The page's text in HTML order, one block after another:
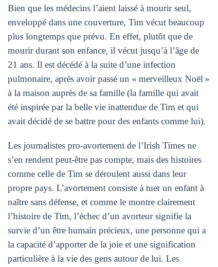
Bien que les médecins l’aient laissé à mourir seul,
enveloppé dans une couverture, Tim vécut beaucoup
plus longtemps que prévu. En effet, plutôt que de
mourir durant son enfance, il vécut jusqu’à l’âge de
21 ans. Il est décédé à la suite d’une infection
pulmonaire, après avoir passé un « merveilleux Noël »
à la maison auprès de sa famille (la famille qui avait
été inspirée par la belle vie inattendue de Tim et qui
avait décidé de se battre pour des enfants comme lui).
Les journalistes pro-avortement de l’Irish Times ne
s’en rendent peut-être pas compte, mais des histoires
comme celle de Tim se déroulent aussi dans leur
propre pays. L’avortement consiste à tuer un enfant à
naître sans défense, et comme le montre clairement
l’histoire de Tim, l’échec d’un avorteur signifie la
survie d’un être humain précieux, une personne qui a
la capacité d’apporter de la joie et une signification
particulière à la vie des gens autour de lui. Les